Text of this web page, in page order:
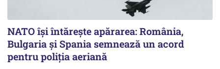
NATO își întărește apărarea: România,
Bulgaria și Spania semnează un acord
pentru poliția aeriană